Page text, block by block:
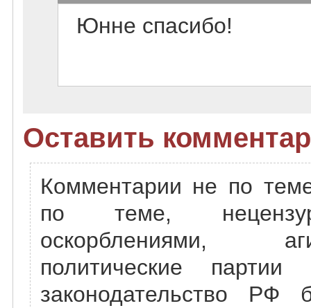
Юнне спасибо!
Оставить
Комментарии не по
по теме,
оскорблениями,
политические
законодательство РФ